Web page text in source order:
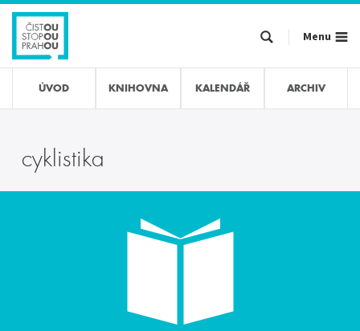
Přejít
hlavnímu
obsahu
Menu
ÚVOD KNIHOVNA KALENDÁŘ ARCHIV
cyklistika